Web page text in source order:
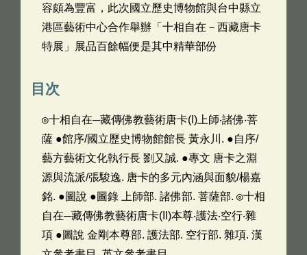
容頗為豐富，此次國立歷史博物館與台中縣立
港區藝術中心合作舉辦「十相自在－西藏唐卡
特展」展品百餘幅便是其中精華部份
目次
◎十相自在─藏傳佛教藝術唐卡(I)上師‧諸佛‧菩
薩 ●館序/國立歷史博物館館長 黃永川. ●自序/
藝方藝術文化執行長 劉又誠. ●專文 唐卡之淵
源與流派/張駿逸. 唐卡的多元內涵與面貌/楊嘉
銘. ●圖說 ●圖錄 上師部. 諸佛部. 菩薩部. ◎十相
自在─藏傳佛教藝術唐卡(II)本尊‧護法‧空行‧雜
項 ●圖說 金剛本尊部. 護法部. 空行部. 雜項. 漢